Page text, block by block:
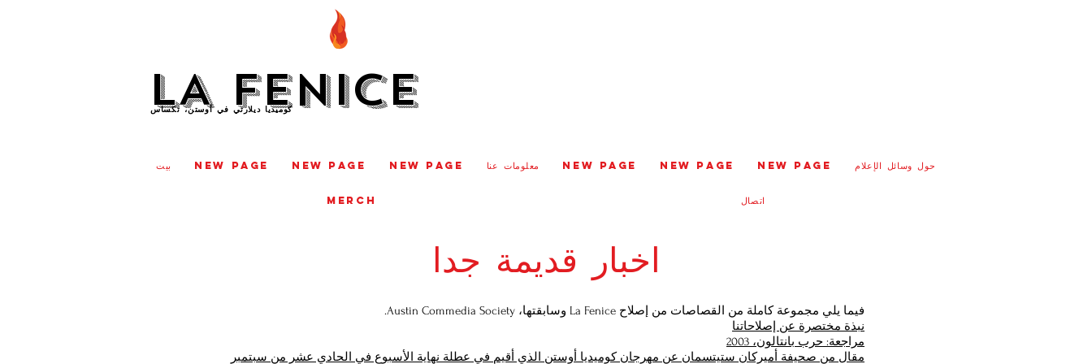
LA FENICE
كوميديا ديلارتي في أوستن، تكساس
بيت New Page New Page New Page معلومات عنا New Page New Page New Page حول وسائل الإعلام
MERCH اتصال
اخبار قديمة جدا
فيما يلي مجموعة كاملة من القصاصات من إصلاح La Fenice وسابقتها، Austin Commedia Society.
نبذة مختصرة عن إصلاحاتنا
مراجعة: حرب بانتالون، 2003
مقال من صحيفة أميركان ستيتسمان عن مهرجان كوميديا أوستن الذي أقيم في عطلة نهاية الأسبوع في الحادي عشر من سبتمبر